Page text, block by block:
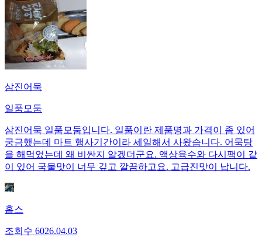
삼진어묵
일품모둠
삼진어묵 일품모둠입니다. 일품이란 제품명과 가격이 좀 있어
궁금했는데 마트 행사기간이라 세일해서 사왔습니다. 어묵탕
을 해먹었는데 왜 비싼지 알겠더군요. 액상육수와 다시팩이 같
이 있어 국물맛이 너무 깊고 깔끔하고요. 고급진맛이 납니다.
홉스
조회수 6026.04.03